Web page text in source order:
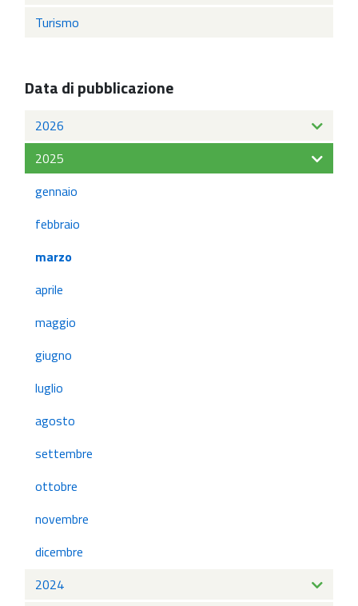
Turismo
Data di pubblicazione
2026
2025
gennaio
febbraio
marzo
aprile
maggio
giugno
luglio
agosto
settembre
ottobre
novembre
dicembre
2024